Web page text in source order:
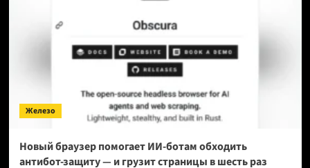
инструмент,
который
на
токены
раз
Железо
Новый браузер помогает ИИ-ботам обходить
антибот-защиту — и грузит страницы в шесть раз